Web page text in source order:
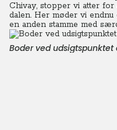
Chivay, stopper vi atter
dalen. Her møder vi
en anden stamme med
Boder ved